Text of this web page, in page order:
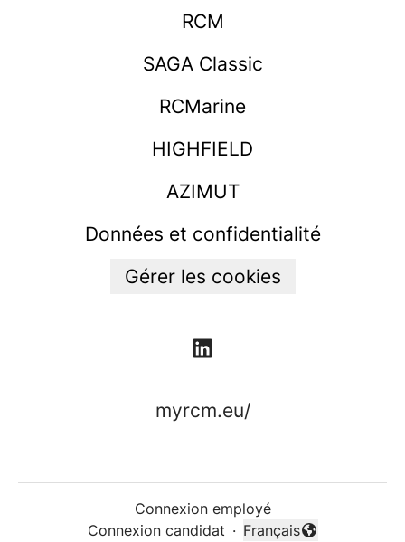
RCM
SAGA Classic
RCMarine
HIGHFIELD
AZIMUT
Données et confidentialité
Gérer les cookies
myrcm.eu/
Connexion employé
Connexion candidat · Français